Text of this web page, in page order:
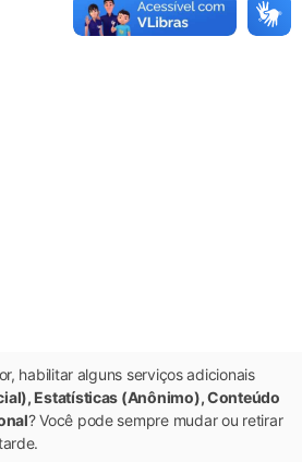
habilitar alguns serviços adicionais
Estatísticas (Anônimo), Conteúdo
? Você pode sempre mudar ou retirar